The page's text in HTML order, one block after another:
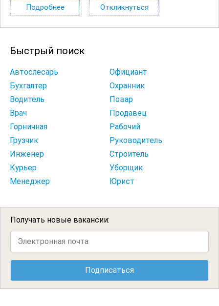
будете делать: Консультировать клиентов по
депозитным продуктам на входящих звонках...
Подробнее Откликнуться
Быстрый поиск
Автослесарь
Официант
Бухгалтер
Охранник
Водитель
Повар
Врач
Продавец
Горничная
Рабочий
Грузчик
Руководитель
Инженер
Строитель
Курьер
Уборщик
Менеджер
Юрист
Получать новые вакансии: